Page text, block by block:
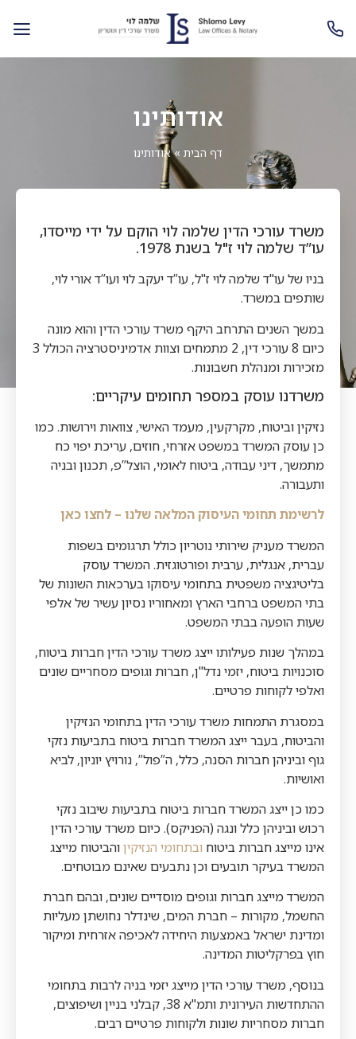
אודותינו
דף הבית »אודותינו
משרד עורכי הדין שלמה לוי הוקם על ידי מייסדו,
עו”ד שלמה לוי ז"ל בשנת 1978.
בניו של עו"ד שלמה לוי ז"ל, עו”ד יעקב לוי ועו”ד אורי לוי,
שותפים במשרד.
במשך השנים התרחב היקף משרד עורכי הדין והוא מונה
כיום 8 עורכי דין, 2 מתמחים וצוות אדמיניסטרציה הכולל 3
מזכירות ומנהלת חשבונות.
משרדנו עוסק במספר תחומים עיקריים:
נזיקין וביטוח, מקרקעין, מעמד האישי, צוואות וירושות. כמו
כן עוסק המשרד במשפט אזרחי, חוזים, עריכת יפוי כח
מתמשך, דיני עבודה, ביטוח לאומי, הוצל”פ, תכנון ובניה
ותעבורה.
לרשימת תחומי העיסוק המלאה שלנו – לחצו כאן
המשרד מעניק שירותי נוטריון כולל תרגומים בשפות
עברית, אנגלית, ערבית ופורטוגזית. המשרד עוסק
בליטיגציה משפטית בתחומי עיסוקו בערכאות השונות של
בתי המשפט ברחבי הארץ ומאחוריו נסיון עשיר של אלפי
שעות הופעה בבתי המשפט.
במהלך שנות פעילותו ייצג משרד עורכי הדין חברות ביטוח,
סוכנויות ביטוח, יזמי נדל"ן, חברות וגופים מסחריים שונים
ואלפי לקוחות פרטיים.
במסגרת התמחות משרד עורכי הדין בתחומי הנזיקין
והביטוח, בעבר ייצג המשרד חברות ביטוח בתביעות נזקי
גוף וביניהן חברות הסנה, כלל, ה”פול”, נורויץ יוניון, לביא
ואושיות.
כמו כן ייצג המשרד חברות ביטוח בתביעות שיבוב נזקי
רכוש וביניהן כלל ונגה (הפניקס). כיום משרד עורכי הדין
אינו מייצג חברות ביטוח ובתחומי הנזיקיןוהביטוח מייצג
המשרד בעיקר תובעים וכן נתבעים שאינם מבוטחים.
המשרד מייצג חברות וגופים מוסדיים שונים, ובהם חברת
החשמל, מקורות – חברת המים, שינדלר נחושתן מעליות
ומדינת ישראל באמצעות היחידה לאכיפה אזרחית ומיקור
חוץ בפרקליטות המדינה.
בנוסף, משרד עורכי הדין מייצג יזמי בניה לרבות בתחומי
ההתחדשות העירונית ותמ"א 38, קבלני בניין ושיפוצים,
חברות מסחריות שונות ולקוחות פרטיים רבים.